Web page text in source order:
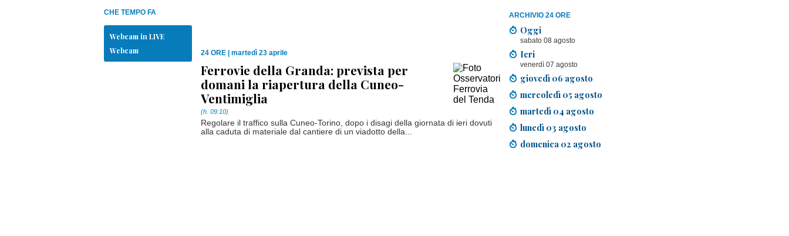
ARCHIVIO 24 ORE
Oggi
sabato 08 agosto
Ieri
venerdì 07 agosto
giovedì 06 agosto
mercoledì 05 agosto
martedì 04 agosto
lunedì 03 agosto
domenica 02 agosto
CHE TEMPO FA
Webcam in LIVE
Webcam
24 ORE martedì 23 aprile
Ferrovie della Granda: prevista per
domani la riapertura della Cuneo-
Ventimiglia
(h. 09:10)
Regolare il traffico sulla Cuneo-Torino, dopo i disagi della giornata di ieri dovuti
alla caduta di materiale dal cantiere di un viadotto della...